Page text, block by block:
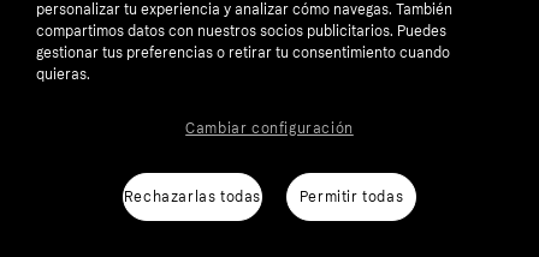
Número de empresa: 556737-0431
Aviso Sobre CookiesKlarna.com
personalizar tu experiencia y analizar cómo navegas. También
compartimos datos con nuestros socios publicitarios. Puedes
gestionar tus preferencias o retirar tu consentimiento cuando
quieras.
Rechazarlas todas Permitir todas
Cambiar configuración